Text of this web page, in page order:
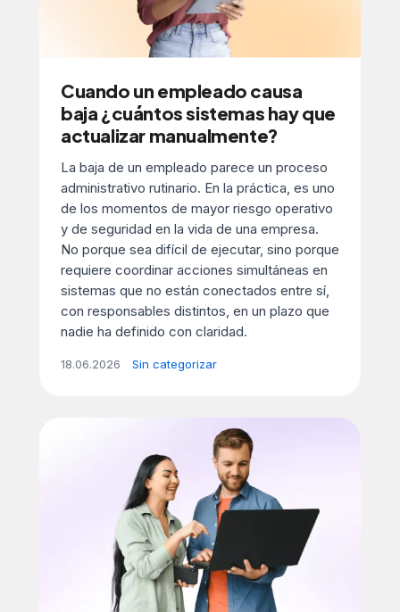
Cuando un empleado causa
baja ¿cuántos sistemas hay que
actualizar manualmente?
La baja de un empleado parece un proceso
administrativo rutinario. En la práctica, es uno
de los momentos de mayor riesgo operativo
y de seguridad en la vida de una empresa.
No porque sea difícil de ejecutar, sino porque
requiere coordinar acciones simultáneas en
sistemas que no están conectados entre sí,
con responsables distintos, en un plazo que
nadie ha definido con claridad.
18.06.2026 Sin categorizar